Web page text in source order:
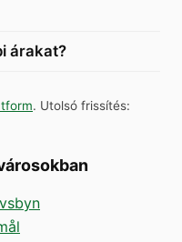
árakat?
. Utolsó frissítés: